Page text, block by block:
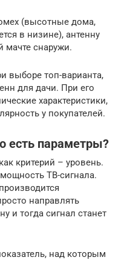
(высотные дома,
в низине), антенну
мачте снаружи.
выборе топ-варианта,
для дачи. При его
характеристики,
у покупателей.
есть параметры?
критерий – уровень.
ТВ-сигнала.
направлять
и тогда сигнал станет
над которым